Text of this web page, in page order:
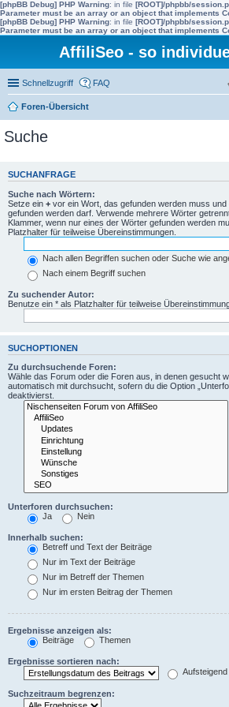
[phpBB Debug] PHP Warning: in file [ROOT]/phpbb/
Parameter must be an array or an object that implements
[phpBB Debug] PHP Warning: in file [ROOT]/phpbb/
Parameter must be an array or an object that implements
AffiliSeo - so
Schnellzugriff FAQ
Foren-Übersicht
Suche
SUCHANFRAGE
Suche nach Wörtern:
Setze ein + vor ein Wort, das gefunden werden muss und
gefunden werden darf. Verwende mehrere Wörter
Klammer, wenn nur eines der Wörter gefunden werden
Platzhalter für teilweise Übereinstimmungen.
Nach allen Begriffen suchen oder Suche wie
Nach einem Begriff suchen
Zu suchender Autor:
Benutze ein * als Platzhalter für teilweise
SUCHOPTIONEN
Zu durchsuchende Foren:
Wähle das Forum oder die Foren aus, in denen gesucht
automatisch mit durchsucht, sofern du die Option
deaktivierst.
Unterforen durchsuchen:
Ja
Nein
Innerhalb suchen:
Betreff und Text der Beiträge
Nur im Text der Beiträge
Nur im Betreff der Themen
Nur im ersten Beitrag der Themen
Ergebnisse anzeigen als:
Beiträge
Themen
Ergebnisse sortieren nach:
Aufsteigend
Suchzeitraum begrenzen: